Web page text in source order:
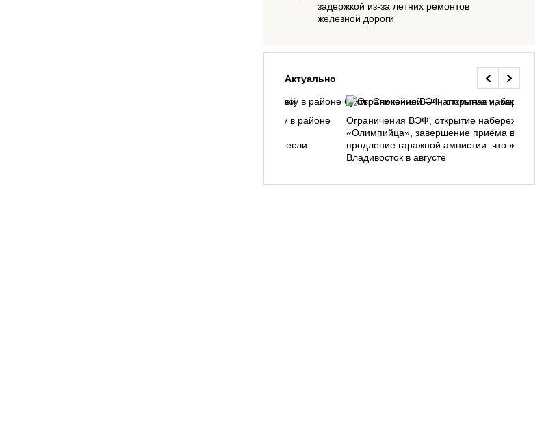
задержкой из-за летних ремонтов
железной дороги
Актуально
Семья с ребёнком заблудилась в лесу в районе
подготовиться к походу, и что делать, если
Ограничения ВЭФ, открытие набережной у
«Олимпийца», завершение приёма в вузы,
продление гаражной амнистии: что ждёт
Владивосток в августе